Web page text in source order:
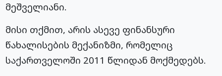
მეშველიანი.
მისი თქმით, არის ასევე ფინანსური
წახალისების მექანიზმი, რომელიც
საქართველოში 2011 წლიდან მოქმედებს.